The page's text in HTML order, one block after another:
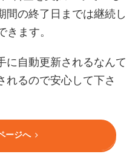
間の終了日までは継続し
ます。
に自動更新されるなんて
れるので安心して下さ
ージへ